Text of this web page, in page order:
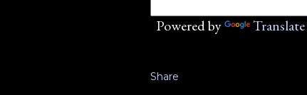
Powered by Translate
Share